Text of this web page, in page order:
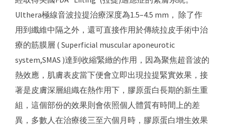
Ulthera極線音波拉提治療深度為1.5–4.5 mm， 除了作
用到纖維中隔之外，還可直接作用於傳統拉皮手術中治
療的筋膜層 ( Superficial muscular aponeurotic
system,SMAS )達到收縮緊緻的作用，因為聚焦超音波的
熱效應，肌膚表皮當下便會立即出現拉提緊實效果，接
著是皮膚深層組織在熱作用下，膠原蛋白長期的新生重
組，這個部份的效果則會依照個人體質有時間上的差
異，多數人在治療後三至六個月時，膠原蛋白增生效果